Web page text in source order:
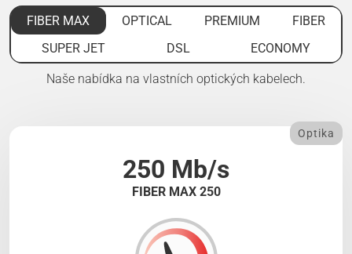
FIBER MAX OPTICAL PREMIUM
FIBER
SUPER JET
DSL ECONOMY
Naše nabídka na vlastních optických kabelech.
250 Mb/s
FIBER MAX 250
Optika